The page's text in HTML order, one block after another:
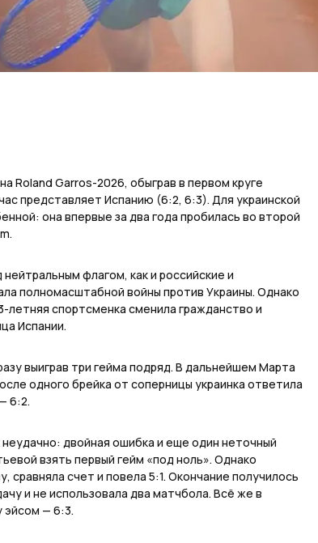
Roland Garros-2026, обыграв в первом круге
представляет Испанию (6:2, 6:3). Для украинской
она впервые за два года пробилась во второй
флагом, как и российские и
полномасштабной войны против Украины. Однако
летняя спортсменка сменила гражданство и
Испании.
выиграв три гейма подряд. В дальнейшем Марта
одного брейка от соперницы украинка ответила
6:2.
двойная ошибка и еще один неточный
взять первый гейм «под ноль». Однако
сравняла счет и повела 5:1. Окончание получилось
и не использовала два матчбола. Всё же в
эйсом — 6:3.